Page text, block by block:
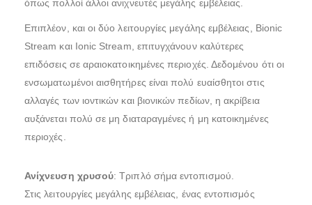
όπως πολλοί άλλοι ανιχνευτές μεγάλης εμβέλειας.
Επιπλέον, και οι δύο λειτουργίες μεγάλης εμβέλειας, Bionic
Stream και Ionic Stream, επιτυγχάνουν καλύτερες
επιδόσεις σε αραιοκατοικημένες περιοχές. Δεδομένου ότι οι
ενσωματωμένοι αισθητήρες είναι πολύ ευαίσθητοι στις
αλλαγές των ιοντικών και βιονικών πεδίων, η ακρίβεια
αυξάνεται πολύ σε μη διαταραγμένες ή μη κατοικημένες
περιοχές.
Ανίχνευση χρυσού: Τριπλό σήμα εντοπισμού.
Στις λειτουργίες μεγάλης εμβέλειας, ένας εντοπισμός